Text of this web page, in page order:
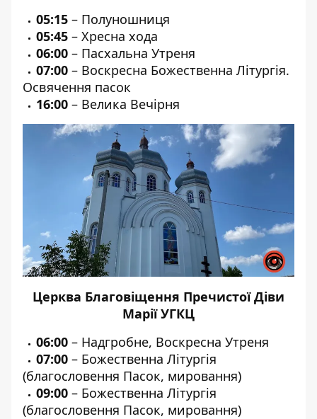
05:15 – Полуношниця
05:45 – Хресна хода
06:00 – Пасхальна Утреня
07:00 – Воскресна Божественна Літургія.
Освячення пасок
16:00 – Велика Вечірня
Церква Благовіщення Пречистої Діви
Марії УГКЦ
06:00 – Надгробне, Воскресна Утреня
07:00 – Божественна Літургія
(благословення Пасок, мировання)
09:00 – Божественна Літургія
(благословення Пасок, мировання)